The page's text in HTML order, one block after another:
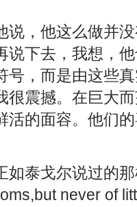
，他这么做并没
说下去，我想，
号，而是由这些
很震撼。在巨大
活的面容。他们
泰戈尔说过的那
never of